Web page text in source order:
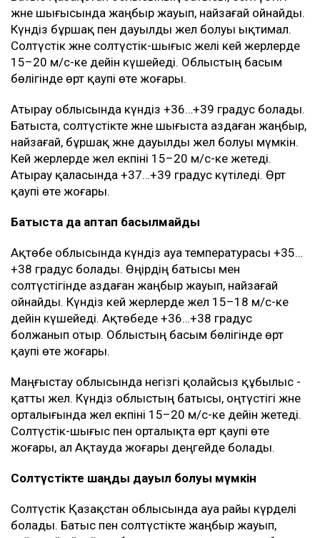
және шығысында жаңбыр жауып, найзағай ойнайды.
Күндіз бұршақ пен дауылды жел болуы ықтимал.
Солтүстік және солтүстік-шығыс желі кей жерлерде
15–20 м/с-ке дейін күшейеді. Облыстың басым
бөлігінде өрт қаупі өте жоғары.
Атырау облысында күндіз +36…+39 градус болады.
Батыста, солтүстікте және шығыста аздаған жаңбыр,
найзағай, бұршақ және дауылды жел болуы мүмкін.
Кей жерлерде жел екпіні 15–20 м/с-ке жетеді.
Атырау қаласында +37…+39 градус күтіледі. Өрт
қаупі өте жоғары.
Батыста да аптап басылмайды
Ақтөбе облысында күндіз ауа температурасы +35…
+38 градус болады. Өңірдің батысы мен
солтүстігінде аздаған жаңбыр жауып, найзағай
ойнайды. Күндіз кей жерлерде жел 15–18 м/с-ке
дейін күшейеді. Ақтөбеде +36…+38 градус
болжанып отыр. Облыстың басым бөлігінде өрт
қаупі өте жоғары.
Маңғыстау облысында негізгі қолайсыз құбылыс -
қатты жел. Күндіз облыстың батысы, оңтүстігі және
орталығында жел екпіні 15–20 м/с-ке дейін жетеді.
Солтүстік-шығыс пен орталықта өрт қаупі өте
жоғары, ал Ақтауда жоғары деңгейде болады.
Солтүстікте шаңды дауыл болуы мүмкін
Солтүстік Қазақстан облысында ауа райы күрделі
болады. Батыс пен солтүстікте жаңбыр жауып,